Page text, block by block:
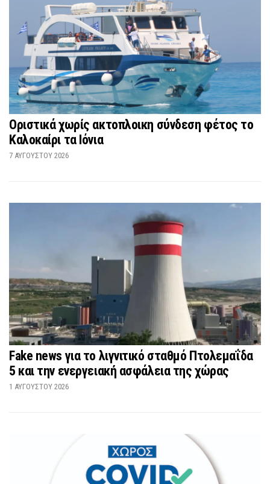
Οριστικά χωρίς ακτοπλοικη σύνδεση φέτος το
Καλοκαίρι τα Ιόνια
7 ΑΥΓΟΎΣΤΟΥ 2026
Fake news για το λιγνιτικό σταθμό Πτολεμαΐδα
5 και την ενεργειακή ασφάλεια της χώρας
1 ΑΥΓΟΎΣΤΟΥ 2026